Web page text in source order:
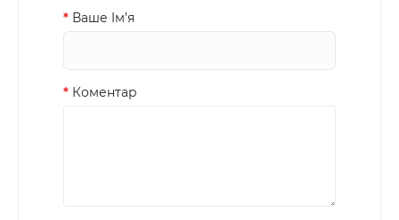
Ваше Iм’я
Коментар